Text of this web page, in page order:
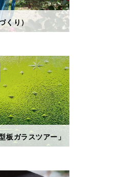
くり）
板ガラスツアー」